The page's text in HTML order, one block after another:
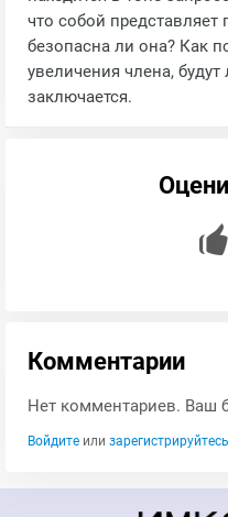
что собой
безопасна ли она? Как
увеличения члена,
заключается.
Комментарии
Нет комментариев. Ваш
Войдите или зарегистрируйтесь